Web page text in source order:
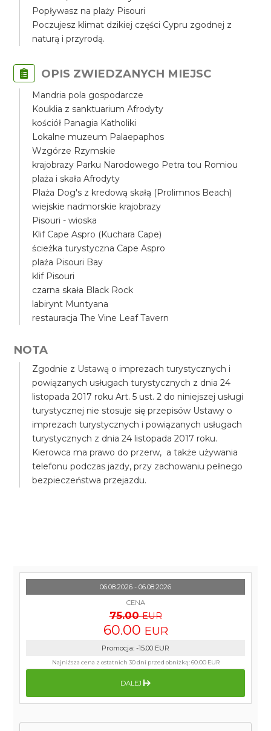
Popływasz na plaży Pisouri
Poczujesz klimat dzikiej części Cypru zgodnej z
naturą i przyrodą.
OPIS ZWIEDZANYCH MIEJSC
Mandria pola gospodarcze
Kouklia z sanktuarium Afrodyty
kościół Panagia Katholiki
Lokalne muzeum Palaepaphos
Wzgórze Rzymskie
krajobrazy Parku Narodowego Petra tou Romiou
plaża i skała Afrodyty
Plaża Dog's z kredową skałą (Prolimnos Beach)
wiejskie nadmorskie krajobrazy
Pisouri - wioska
Klif Cape Aspro (Kuchara Cape)
ścieżka turystyczna Cape Aspro
plaża Pisouri Bay
klif Pisouri
czarna skała Black Rock
labirynt Muntyana
restauracja The Vine Leaf Tavern
NOTA
Zgodnie z Ustawą o imprezach turystycznych i
powiązanych usługach turystycznych z dnia 24
listopada 2017 roku Art. 5 ust. 2 do niniejszej usługi
turystycznej nie stosuje się przepisów Ustawy o
imprezach turystycznych i powiązanych usługach
turystycznych z dnia 24 listopada 2017 roku.
Kierowca ma prawo do przerw, a także używania
telefonu podczas jazdy, przy zachowaniu pełnego
bezpieczeństwa przejazdu.
06.08.2026 - 06.08.2026
CENA
75.00 EUR
60.00 EUR
Promocja: -15.00 EUR
Najniższa cena z ostatnich 30 dni przed obniżką:60.00 EUR
DALEJ